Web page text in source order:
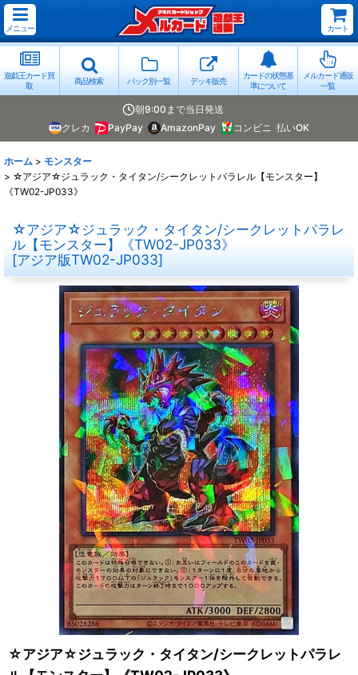
メニュー カート
遊戯王カード買
取
商品検索 パック別一覧 デッキ販売
カードの状態基
準について
メルカード通販
一覧
朝9:00まで当日発送
クレカ
PayPay AmazonPay コンビニ 払いOK
ホーム > モンスター
> ☆アジア☆ジュラック・タイタン/シークレットパラレル【モンスター】
《TW02-JP033》
☆アジア☆ジュラック・タイタン/シークレットパラレ
ル【モンスター】《TW02-JP033》
[アジア版TW02-JP033]
☆アジア☆ジュラック・タイタン/シークレットパラレ